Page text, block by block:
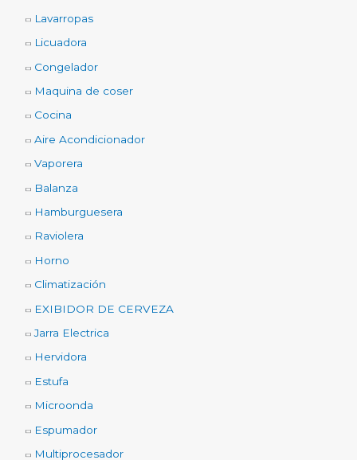
Lavarropas
Licuadora
Congelador
Maquina de coser
Cocina
Aire Acondicionador
Vaporera
Balanza
Hamburguesera
Raviolera
Horno
Climatización
EXIBIDOR DE CERVEZA
Jarra Electrica
Hervidora
Estufa
Microonda
Espumador
Multiprocesador